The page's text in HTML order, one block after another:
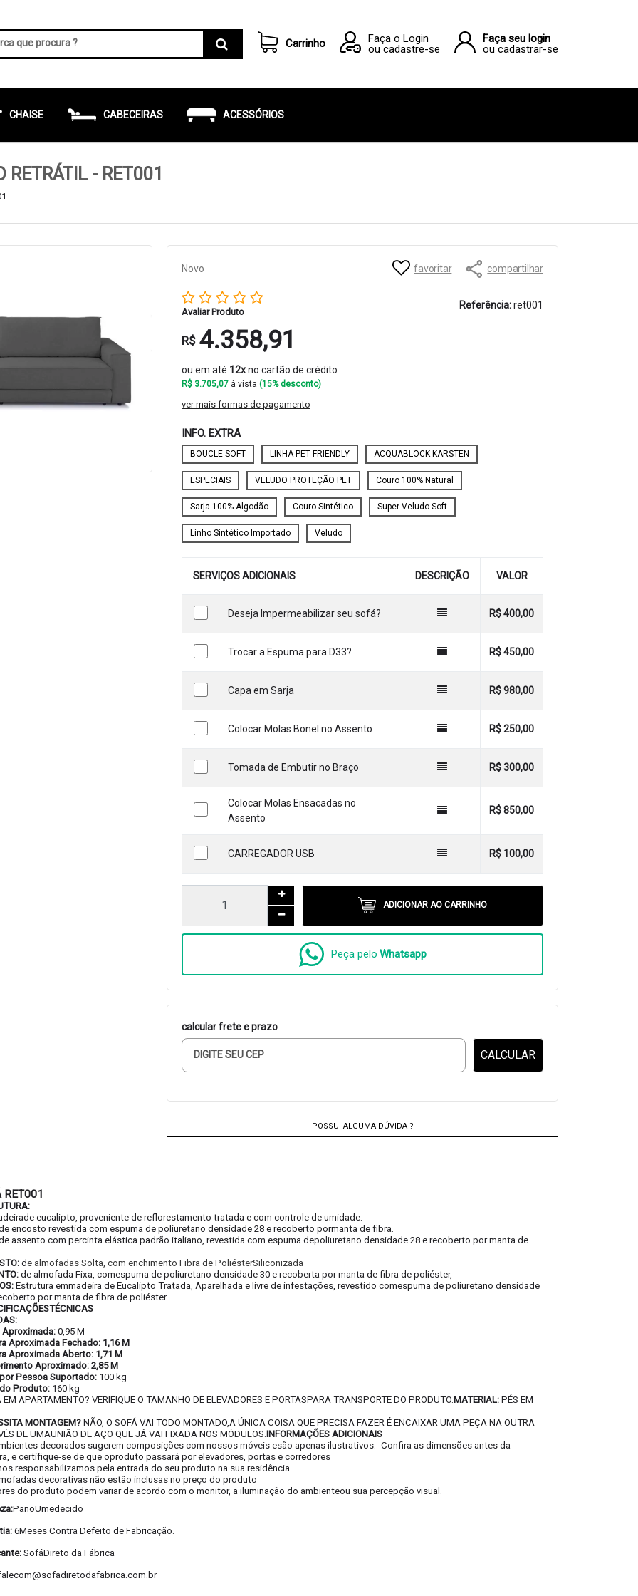
Carrinho
Faça o Login
ou cadastre-se
Faça seu login
ou cadastrar-se
CHAISE CABECEIRAS ACESSÓRIOS
RETRÁTIL - RET001
Novo favoritar compartilhar
Avaliar Produto
Referência:ret001
R$ 4.358,91
ou em até 12xno cartão de crédito
R$ 3.705,07 à vista (15% desconto)
ver mais formas de pagamento
INFO. EXTRA
BOUCLE SOFT LINHA PET FRIENDLY ACQUABLOCK KARSTEN
ESPECIAIS VELUDO PROTEÇÃO PET Couro 100% Natural
Sarja 100% Algodão Couro Sintético Super Veludo Soft
Linho Sintético Importado Veludo
SERVIÇOS ADICIONAIS DESCRIÇÃO VALOR
Deseja Impermeabilizar seu sofá? R$ 400,00
Trocar a Espuma para D33? R$ 450,00
Capa em Sarja R$ 980,00
Colocar Molas Bonel no Assento R$ 250,00
Tomada de Embutir no Braço R$ 300,00
Colocar Molas Ensacadas no
Assento
R$ 850,00
CARREGADOR USB R$ 100,00
ADICIONAR AO CARRINHO
Peça pelo Whatsapp
calcular frete e prazo
CALCULAR
POSSUI ALGUMA DÚVIDA ?
RET001
eucalipto, proveniente de reflorestamento tratada e com controle de umidade.
encosto revestida com espuma de poliuretano densidade 28 e recoberto pormanta de fibra.
assento com percinta elástica padrão italiano, revestida com espuma depoliuretano densidade 28 e recoberto por manta de
de almofadas Solta, com enchimento Fibra de PoliésterSiliconizada
de almofada Fixa, comespuma de poliuretano densidade 30 e recoberta por manta de fibra de poliéster,
Estrutura emmadeira de Eucalipto Tratada, Aparelhada e livre de infestações, revestido comespuma de poliuretano densidade
por manta de fibra de poliéster
Aproximada: 0,95 M
Aproximada Fechado: 1,16 M
Aproximada Aberto: 1,71 M
Aproximado: 2,85 M
Pessoa Suportado: 100 kg
Produto: 160 kg
EM APARTAMENTO? VERIFIQUE O TAMANHO DE ELEVADORES E PORTASPARA TRANSPORTE DO PRODUTO. MATERIAL: PÉS EM
MONTAGEM? NÃO, O SOFÁ VAI TODO MONTADO,A ÚNICA COISA QUE PRECISA FAZER É ENCAIXAR UMA PEÇA NA OUTRA
DE UMAUNIÃO DE AÇO QUE JÁ VAI FIXADA NOS MÓDULOS. INFORMAÇÕES ADICIONAIS
decorados sugerem composições com nossos móveis esão apenas ilustrativos. - Confira as dimensões antes da
e certifique-se de que oproduto passará por elevadores, portas e corredores
responsabilizamos pela entrada do seu produto na sua residência
decorativas não estão inclusas no preço do produto
do produto podem variar de acordo com o monitor, a iluminação do ambienteou sua percepção visual.
PanoUmedecido
6Meses Contra Defeito de Fabricação.
SofáDireto da Fábrica